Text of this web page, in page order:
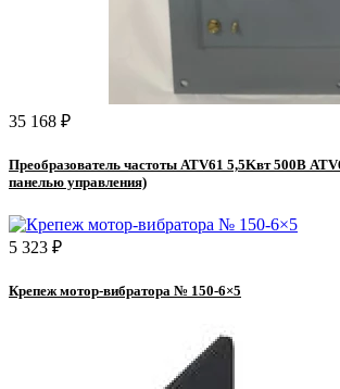
35 168 ₽
Преобразователь частоты ATV61 5,5Kвт 500В
панелью управления)
5 323 ₽
Крепеж мотор-вибратора № 150-6×5